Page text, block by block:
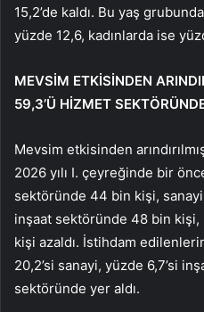
15,2’de kaldı. Bu yaş
yüzde 12,6, kadınlarda ise
MEVSİM ETKİSİNDEN
59,3’Ü HİZMET
Mevsim etkisinden
2026 yılı I. çeyreğinde bir
sektöründe 44 bin kişi,
inşaat sektöründe 48 bin
kişi azaldı. İstihdam
20,2’si sanayi, yüzde 6,7’si
sektöründe yer aldı.